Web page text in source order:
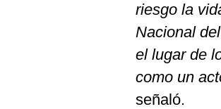
riesgo la
Nacional
el lugar de
como un
señaló.